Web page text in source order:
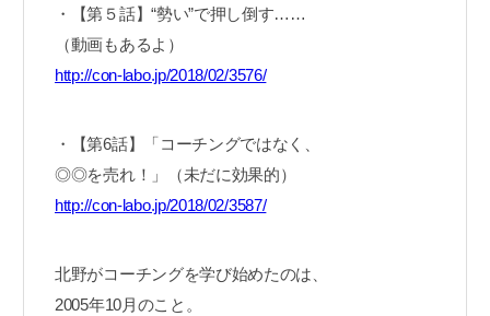
・【第５話】“勢い”で押し倒す……
（動画もあるよ）
http://con-labo.jp/2018/02/3576/
・【第6話】「コーチングではなく、
◎◎を売れ！」（未だに効果的）
http://con-labo.jp/2018/02/3587/
北野がコーチングを学び始めたのは、
2005年10月のこと。